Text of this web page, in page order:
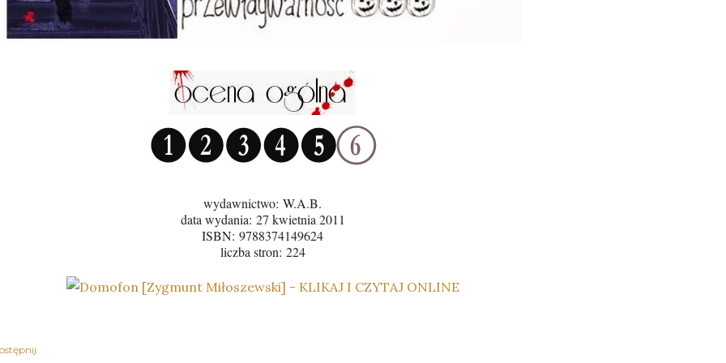
wydawnictwo: W.A.B.
data wydania: 27 kwietnia 2011
ISBN: 9788374149624
liczba stron: 224